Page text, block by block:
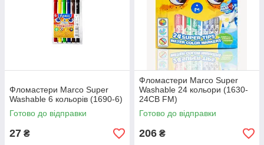
Фломастери Marco Super
Washable 6 кольорів (1690-6)
Готово до відправки
27 ₴
Фломастери Marco Super
Washable 24 кольори (1630-
24CB FM)
Готово до відправки
206 ₴